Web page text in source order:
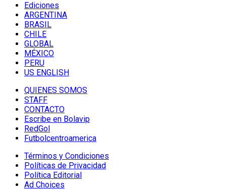
Ediciones
ARGENTINA
BRASIL
CHILE
GLOBAL
MÉXICO
PERU
US ENGLISH
QUIENES SOMOS
STAFF
CONTACTO
Escribe en Bolavip
RedGol
Futbolcentroamerica
Términos y Condiciones
Políticas de Privacidad
Política Editorial
Ad Choices